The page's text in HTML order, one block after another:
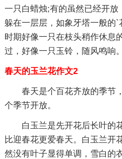
一只白蜡烛;有的虽然已经开放
躲在一层层，如象牙塔一般的
时期好像一只在枝头稍作休息
过，好像一只玉铃，随风鸣响。
春天的玉兰花作文2
春天是个百花齐放的季节
个季节开放。
白玉兰是先开花后长叶的
比迎春花更爱春天。白玉兰开
然没有叶子显得单调，雪白的